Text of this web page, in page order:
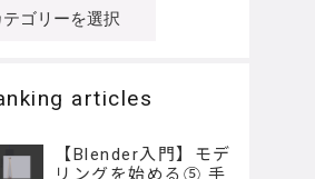
articles
【Blender入門】モデ
リングを始める⑤ 手